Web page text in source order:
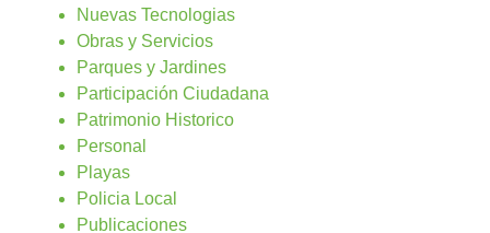
Nuevas Tecnologias
Obras y Servicios
Parques y Jardines
Participación Ciudadana
Patrimonio Historico
Personal
Playas
Policia Local
Publicaciones